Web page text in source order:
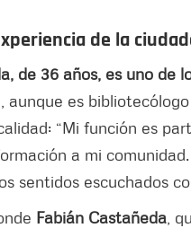
de la
de 36 años, es uno
aunque es
“Mi función es
a mi
sentidos escuchados
Fabián Castañeda ,